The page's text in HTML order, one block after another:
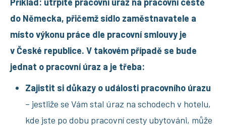
do Německa, přičemž sídlo zaměstnavatele a
místo výkonu práce dle pracovní smlouvy je
v České republice. V takovém případě se bude
jednat o pracovní úraz a je třeba:
Zajistit si důkazy o události pracovního úrazu
– jestliže se Vám stal úraz na schodech v hotelu,
kde jste po dobu pracovní cesty ubytováni, může